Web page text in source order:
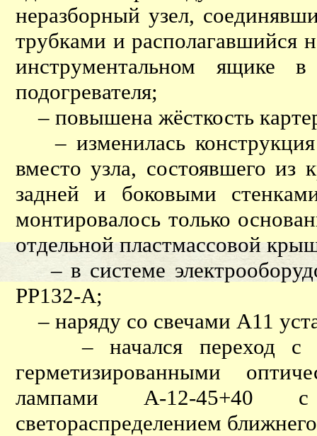
неразборный узел,
трубками и располагавшийся
инструментальном ящике
подогревателя;
– повышена жёсткость
– изменилась конструкция
вместо узла, состоявшего из
задней и боковыми
монтировалось только
отдельной пластмассовой
– в системе
РР132-А;
– наряду со свечами А11
– начался переход с
герметизированными
лампами А-12-45+40 с
светораспределением